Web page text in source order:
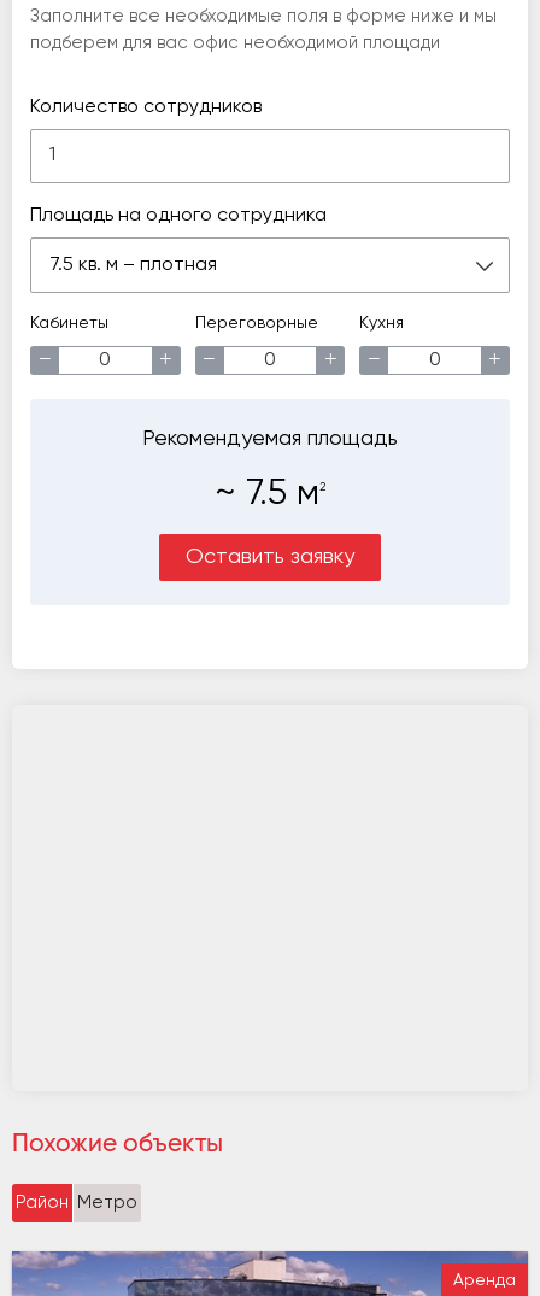
Заполните все необходимые поля в форме ниже и мы
подберем для вас офис необходимой площади
Количество сотрудников
Площадь на одного сотрудника
7.5 кв. м – плотная
Кабинеты
− +
Переговорные
− +
Кухня
− +
Рекомендуемая площадь
~ 7.5 м 2
Оставить заявку
Похожие объекты
Район Метро
Аренда